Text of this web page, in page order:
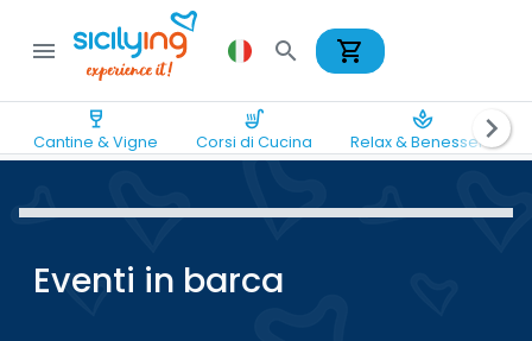
menu search shopping_cart
wine_bar
Cantine & Vigne
soup_kitchen
Corsi di Cucina
spa
Relax & Benesserechevron_right
Eventi in barca